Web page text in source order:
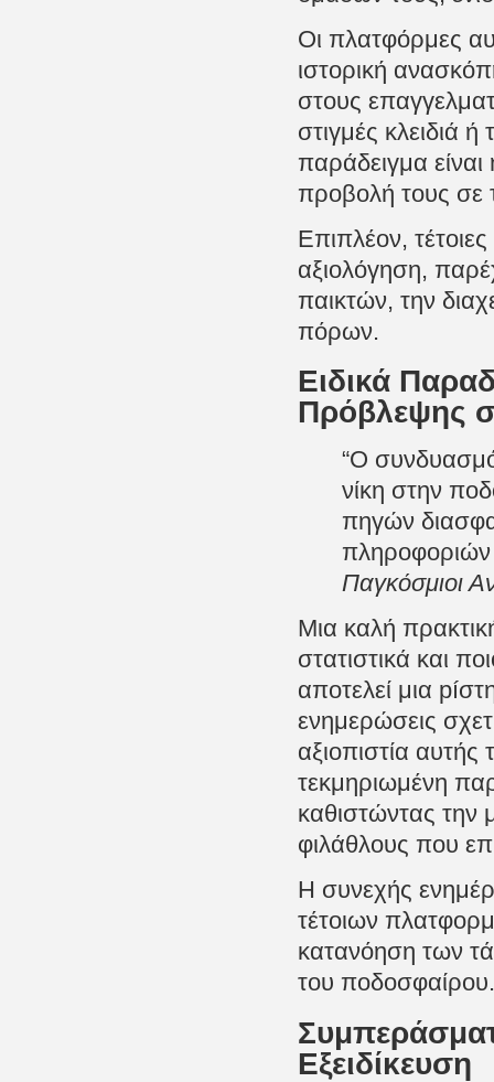
Οι πλατφόρμες
ιστορική
στους
στιγμές κλειδιά
παράδειγμα
προβολή τους σε
Επιπλέον,
αξιολόγηση,
παικτών, την
πόρων.
Ειδικά
Πρόβλεψης
“Ο
νίκη στην
πηγών
πληροφοριών
Παγκόσμιοι
Μια καλή
στατιστικά και
αποτελεί μια
ενημερώσεις
αξιοπιστία
τεκμηριωμένη
καθιστώντας την
φιλάθλους που
Η συνεχής
τέτοιων
κατανόηση των
του ποδοσφαίρου.
Εξειδίκευση